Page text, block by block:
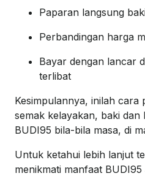
Paparan langsung
Perbandingan harga
Bayar dengan lancar
terlibat
Kesimpulannya, inilah cara
semak kelayakan, baki dan
BUDI95 bila-bila masa, di
Untuk ketahui lebih lanjut
menikmati manfaat